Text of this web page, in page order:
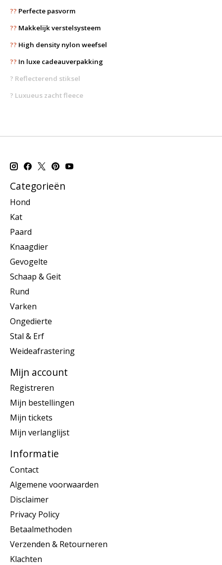
?? Perfecte pasvorm
?? Makkelijk verstelsysteem
?? High density nylon weefsel
?? In luxe cadeauverpakking
? Reflecterend stiksel
? Luxueus zacht fleece
Categorieën
Hond
Kat
Paard
Knaagdier
Gevogelte
Schaap & Geit
Rund
Varken
Ongedierte
Stal & Erf
Weideafrastering
Mijn account
Registreren
Mijn bestellingen
Mijn tickets
Mijn verlanglijst
Informatie
Contact
Algemene voorwaarden
Disclaimer
Privacy Policy
Betaalmethoden
Verzenden & Retourneren
Klachten